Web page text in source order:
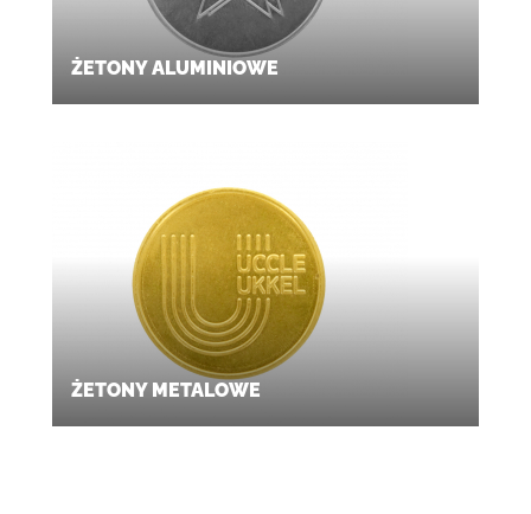
ŻETONY ALUMINIOWE
ŻETONY METALOWE